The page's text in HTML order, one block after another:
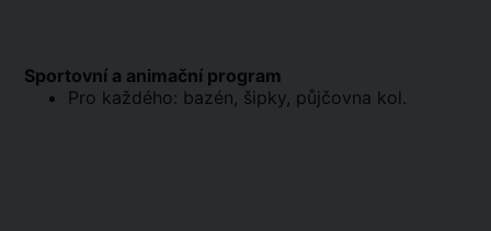
Sportovní a animační program
Pro každého: bazén, šipky, půjčovna kol.